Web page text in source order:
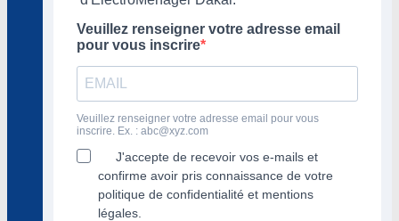
Veuillez renseigner votre adresse email
pour vous inscrire
Veuillez renseigner votre adresse email pour vous
inscrire. Ex. : abc@xyz.com
J'accepte de recevoir vos e-mails et
confirme avoir pris connaissance de votre
politique de confidentialité et mentions
légales.